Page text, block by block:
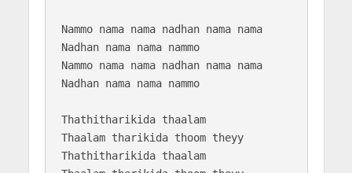
Nammo nama nama nadhan nama nama
Nadhan nama nama nammo
Nammo nama nama nadhan nama nama
Nadhan nama nama nammo
Thathitharikida thaalam
Thaalam tharikida thoom theyy
Thathitharikida thaalam